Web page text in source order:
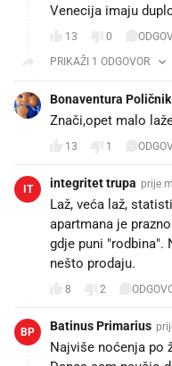
Venecija imaju
13 0
PRIKAŽI 1 ODGOVOR
Bonaventura Poličnik
Znači,opet malo
13 1
IT integritet trupa prije
Laž, veća laž,
apartmana je
gdje puni
nešto prodaju.
8 2
BP Batinus Primarius
Najviše noćenja po